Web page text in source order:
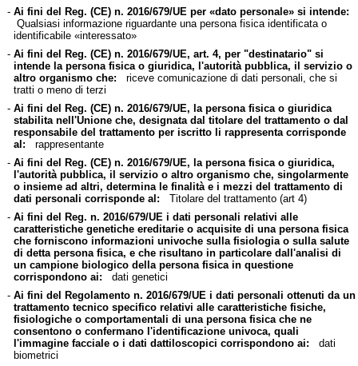
- Ai fini del Reg. (CE) n. 2016/679/UE per «dato personale» si intende:
Qualsiasi informazione riguardante una persona fisica identificata o
identificabile «interessato»
- Ai fini del Reg. (CE) n. 2016/679/UE, art. 4, per "destinatario" si
intende la persona fisica o giuridica, l'autorità pubblica, il servizio o
altro organismo che: riceve comunicazione di dati personali, che si
tratti o meno di terzi
- Ai fini del Reg. (CE) n. 2016/679/UE, la persona fisica o giuridica
stabilita nell'Unione che, designata dal titolare del trattamento o dal
responsabile del trattamento per iscritto li rappresenta corrisponde
al: rappresentante
- Ai fini del Reg. (CE) n. 2016/679/UE, la persona fisica o giuridica,
l'autorità pubblica, il servizio o altro organismo che, singolarmente
o insieme ad altri, determina le finalità e i mezzi del trattamento di
dati personali corrisponde al: Titolare del trattamento (art 4)
- Ai fini del Reg. n. 2016/679/UE i dati personali relativi alle
caratteristiche genetiche ereditarie o acquisite di una persona fisica
che forniscono informazioni univoche sulla fisiologia o sulla salute
di detta persona fisica, e che risultano in particolare dall'analisi di
un campione biologico della persona fisica in questione
corrispondono ai: dati genetici
- Ai fini del Regolamento n. 2016/679/UE i dati personali ottenuti da un
trattamento tecnico specifico relativi alle caratteristiche fisiche,
fisiologiche o comportamentali di una persona fisica che ne
consentono o confermano l'identificazione univoca, quali
l'immagine facciale o i dati dattiloscopici corrispondono ai: dati
biometrici